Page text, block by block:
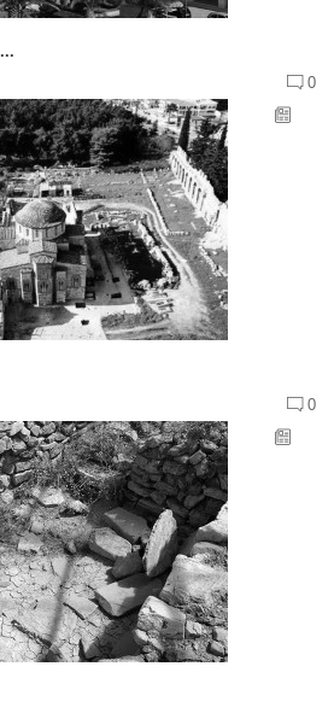
0
0